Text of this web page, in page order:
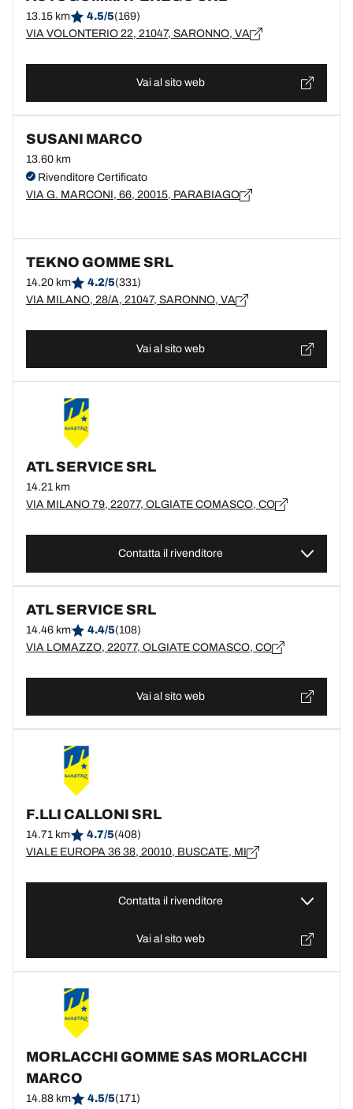
13.15 km 4.5/5(169)
VIA VOLONTERIO 22, 21047, SARONNO, VA
Vai al sito web
SUSANI MARCO
13.60 km
Rivenditore Certificato
VIA G. MARCONI, 66, 20015, PARABIAGO
TEKNO GOMME SRL
14.20 km 4.2/5(331)
VIA MILANO, 28/A, 21047, SARONNO, VA
Vai al sito web
ATL SERVICE SRL
14.21 km
VIA MILANO 79, 22077, OLGIATE COMASCO, CO
Contatta il rivenditore
ATL SERVICE SRL
14.46 km 4.4/5(108)
VIA LOMAZZO, 22077, OLGIATE COMASCO, CO
Vai al sito web
F.LLI CALLONI SRL
14.71 km 4.7/5(408)
VIALE EUROPA 36 38, 20010, BUSCATE, MI
Contatta il rivenditore
Vai al sito web
MORLACCHI GOMME SAS MORLACCHI
MARCO
14.88 km 4.5/5(171)